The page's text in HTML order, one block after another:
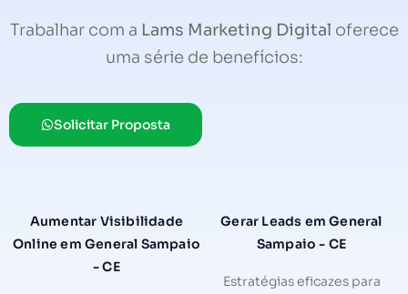
Trabalhar com a Lams Marketing Digital oferece
uma série de benefícios:
Solicitar Proposta
Aumentar Visibilidade
Online em General Sampaio
- CE
Gerar Leads em General
Sampaio - CE
Estratégias eficazes para